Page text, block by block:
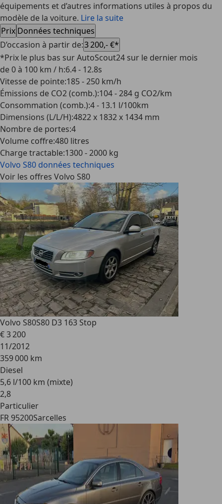
équipements et d’autres informations utiles à propos du
modèle de la voiture. Lire la suite
Prix Données techniques
D’occasion à partir de:3 200,- €*
*Prix le plus bas sur AutoScout24 sur le dernier mois
de 0 à 100 km / h:6.4 - 12.8s
Vitesse de pointe:185 - 250 km/h
Émissions de CO2 (comb.):104 - 284 g CO2/km
Consommation (comb.):4 - 13.1 l/100km
Dimensions (L/L/H):4822 x 1832 x 1434 mm
Nombre de portes:4
Volume coffre:480 litres
Charge tractable:1300 - 2000 kg
Volvo S80 données techniques
Voir les offres Volvo S80
Volvo S80S80 D3 163 Stop
€ 3 200
11/2012
359 000 km
Diesel
5,6 l/100 km (mixte)
2,8
Particulier
FR 95200Sarcelles